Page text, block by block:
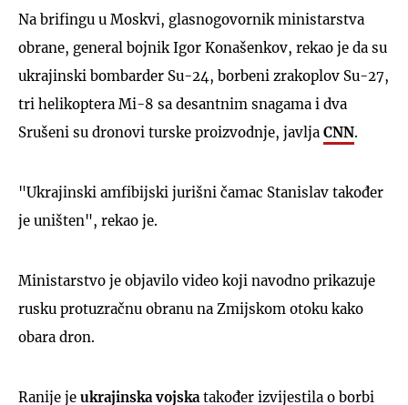
Na brifingu u Moskvi, glasnogovornik ministarstva
obrane, general bojnik Igor Konašenkov, rekao je da su
ukrajinski bombarder Su-24, borbeni zrakoplov Su-27,
tri helikoptera Mi-8 sa desantnim snagama i dva
Srušeni su dronovi turske proizvodnje, javlja CNN.
"Ukrajinski amfibijski jurišni čamac Stanislav također
je uništen", rekao je.
Ministarstvo je objavilo video koji navodno prikazuje
rusku protuzračnu obranu na Zmijskom otoku kako
obara dron.
Ranije je ukrajinska vojskatakođer izvijestila o borbi